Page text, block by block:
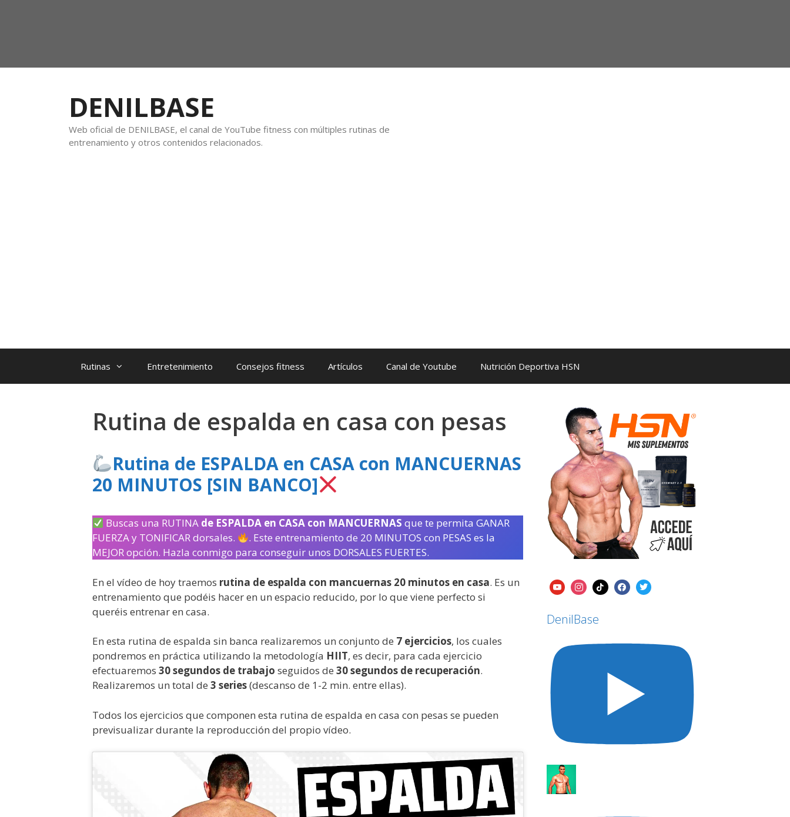
DENILBASE
Web oficial de DENILBASE, el canal de YouTube fitness con múltiples rutinas de
entrenamiento y otros contenidos relacionados.
Rutinas Entretenimiento Consejos fitness Artículos Canal de Youtube Nutrición Deportiva HSN
Rutina de espalda en casa con pesas
Rutina de ESPALDA en CASA con MANCUERNAS
20 MINUTOS [SIN BANCO]
Buscas una RUTINA de ESPALDA en CASA con MANCUERNASque te permita GANAR
FUERZA y TONIFICAR dorsales.
. Este entrenamiento de 20 MINUTOS con PESAS es la
MEJOR opción. Hazla conmigo para conseguir unos DORSALES FUERTES.
En el vídeo de hoy traemos rutina de espalda con mancuernas 20 minutos en casa. Es un
entrenamiento que podéis hacer en un espacio reducido, por lo que viene perfecto si
queréis entrenar en casa.
En esta rutina de espalda sin banca realizaremos un conjunto de 7 ejercicios, los cuales
pondremos en práctica utilizando la metodología HIIT, es decir, para cada ejercicio
efectuaremos 30 segundos de trabajo seguidos de 30 segundos de recuperación.
Realizaremos un total de 3 series(descanso de 1-2 min. entre ellas).
Todos los ejercicios que componen esta rutina de espalda en casa con pesas se pueden
previsualizar durante la reproducción del propio vídeo.
DenilBase